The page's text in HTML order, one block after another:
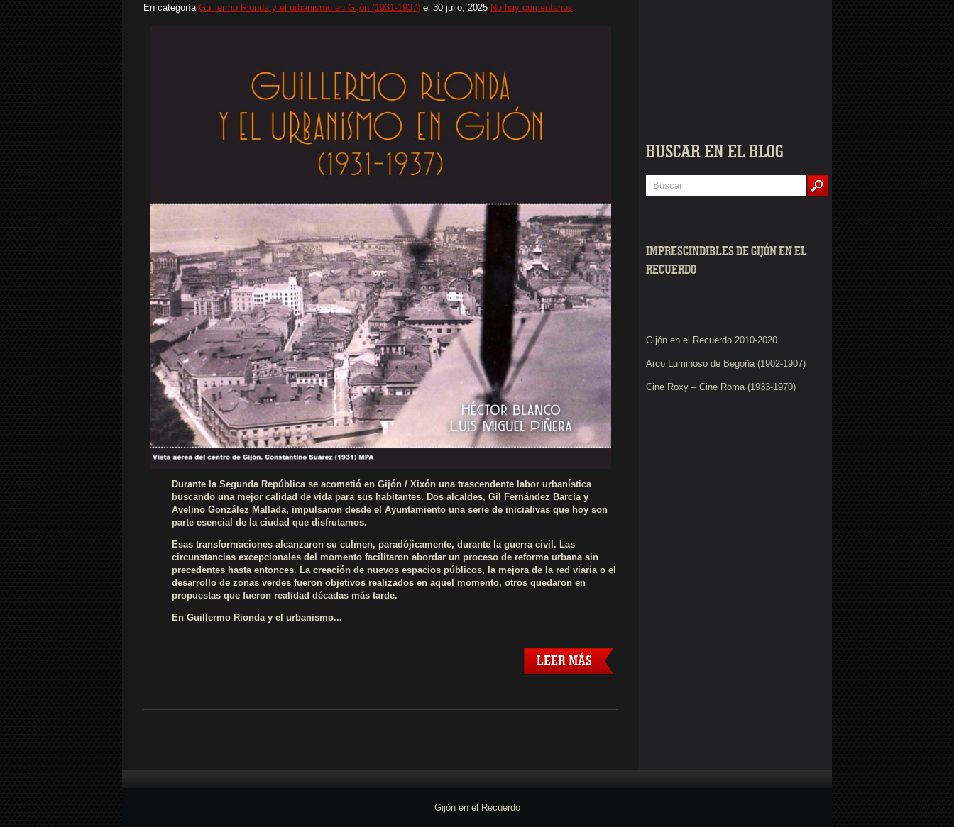
BUSCAR EN EL BLOG
IMPRESCINDIBLES DE GIJÓN EN EL
RECUERDO
Gijón en el Recuerdo 2010-2020
Arco Luminoso de Begoña (1902-1907)
Cine Roxy – Cine Roma (1933-1970)
En categoría Guillermo Rionda y el urbanismo en Gijón (1931-1937) el 30 julio, 2025 No hay comentarios
Durante la Segunda República se acometió en Gijón / Xixón una trascendente labor urbanística
buscando una mejor calidad de vida para sus habitantes. Dos alcaldes, Gil Fernández Barcia y
Avelino González Mallada, impulsaron desde el Ayuntamiento una serie de iniciativas que hoy son
parte esencial de la ciudad que disfrutamos.
Esas transformaciones alcanzaron su culmen, paradójicamente, durante la guerra civil. Las
circunstancias excepcionales del momento facilitaron abordar un proceso de reforma urbana sin
precedentes hasta entonces. La creación de nuevos espacios públicos, la mejora de la red viaria o el
desarrollo de zonas verdes fueron objetivos realizados en aquel momento, otros quedaron en
propuestas que fueron realidad décadas más tarde.
En Guillermo Rionda y el urbanismo...
LEER MÁS
Gijón en el Recuerdo